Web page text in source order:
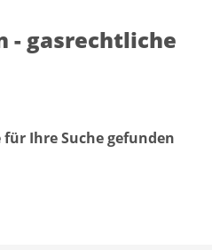
- gasrechtliche
Ihre Suche gefunden